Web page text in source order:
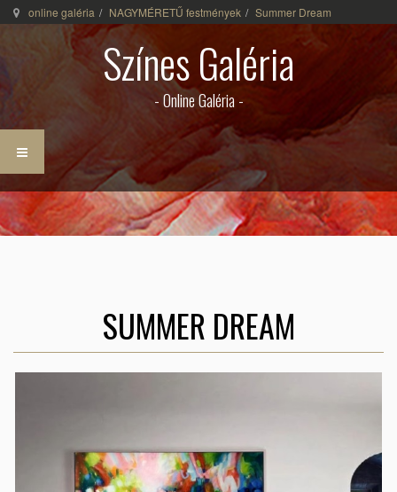
online galéria NAGYMÉRETŰ festmények Summer Dream
Színes Galéria
- Online Galéria -
SUMMER DREAM